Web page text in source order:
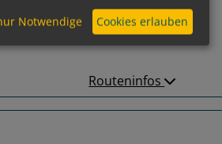
Routeninfos
Notwendige Cookies erlauben